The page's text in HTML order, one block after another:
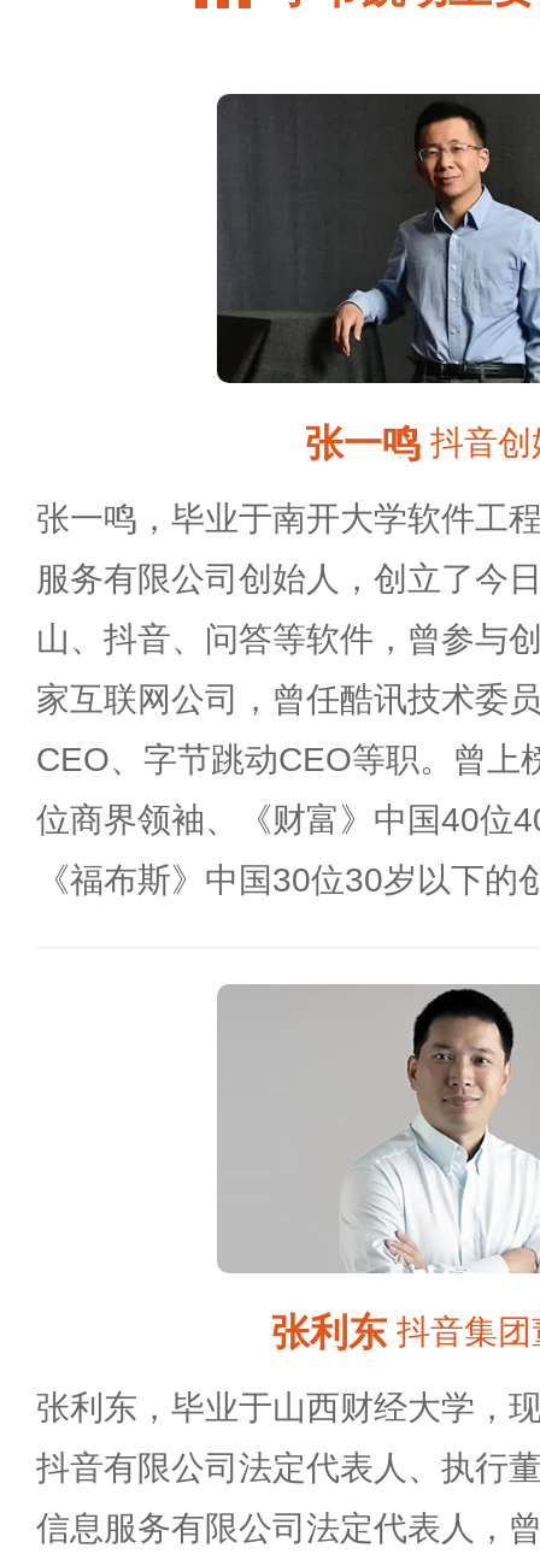
张一鸣 抖音创
张一鸣，毕业于南开大学软件工
服务有限公司创始人，创立了今
山、抖音、问答等软件，曾参与
家互联网公司，曾任酷讯技术委
CEO、字节跳动CEO等职。曾上
位商界领袖、《财富》中国40位
《福布斯》中国30位30岁以下的
张利东 抖音集
张利东，毕业于山西财经大学，
抖音有限公司法定代表人、执行
信息服务有限公司法定代表人，